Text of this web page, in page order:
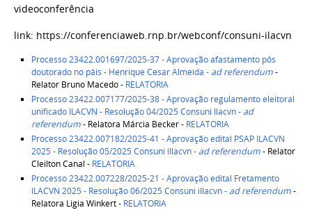
videoconferência
link: https://conferenciaweb.rnp.br/webconf/consuni-ilacvn
Processo 23422.001697/2025-37 - Aprovação afastamento pós
doutorado no páis - Henrique Cesar Almeida - ad referendum-
Relator Bruno Macedo - RELATORIA
Processo 23422.007177/2025-38 - Aprovação regulamento eleitoral
unificado ILACVN - Resolução 04/2025 Consuni Ilacvn - ad
referendum- Relatora Márcia Becker -RELATORIA
Processo 23422.007182/2025-41 - Aprovação edital PSAP ILACVN
2025 - Resolução 05/2025 Consuni iIlacvn - ad referendum- Relator
Cleilton Canal - RELATORIA
Processo 23422.007228/2025-21 - Aprovação edital Fretamento
ILACVN 2025 - Resolução 06/2025 Consuni iIlacvn - ad referendum-
Relatora Ligia Winkert - RELATORIA